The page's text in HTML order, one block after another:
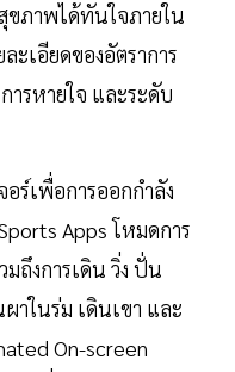
ขภาพได้ทันใจภายใน
ะเอียดของอัตราการ
ารหายใจ และระดับ
อร์เพื่อการออกกำลัง
Apps โหมดการ
ถึงการเดิน วิ่ง ปั่น
าในร่ม เดินเขา และ
On-screen